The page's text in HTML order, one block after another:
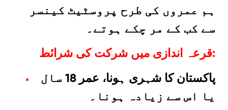
ہم عمروں کی طرح پروسٹیٹ کینسر
سے کب کے مر چکے ہوتے۔
قرعہ اندازی میں شرکت کی شرائط:
پاکستان کا شہری ہونا، عمر 18 سال
یا اس سے زیادہ ہونا۔